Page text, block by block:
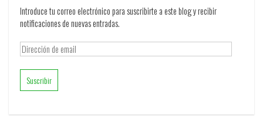
Introduce tu correo electrónico para suscribirte a este blog y recibir
notificaciones de nuevas entradas.
Dirección
de
email